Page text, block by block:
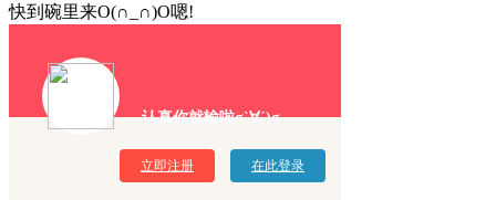
快到碗里来O(∩_∩)O嗯!
认真你就输啦σ`∀´)σ
立即注册 在此登录